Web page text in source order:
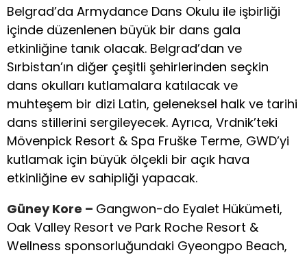
Belgrad’da Armydance Dans Okulu ile işbirliği
içinde düzenlenen büyük bir dans gala
etkinliğine tanık olacak. Belgrad’dan ve
Sırbistan’ın diğer çeşitli şehirlerinden seçkin
dans okulları kutlamalara katılacak ve
muhteşem bir dizi Latin, geleneksel halk ve tarihi
dans stillerini sergileyecek. Ayrıca, Vrdnik’teki
Mövenpick Resort & Spa Fruške Terme, GWD’yi
kutlamak için büyük ölçekli bir açık hava
etkinliğine ev sahipliği yapacak.
Güney Kore – Gangwon-do Eyalet Hükümeti,
Oak Valley Resort ve Park Roche Resort &
Wellness sponsorluğundaki Gyeongpo Beach,